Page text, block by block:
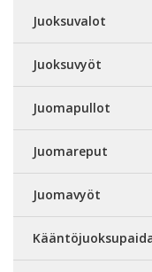
Juoksuvalot
Juoksuvyöt
Juomapullot
Juomareput
Juomavyöt